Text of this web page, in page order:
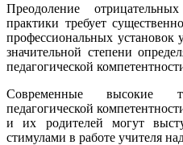
Преодоление
практики требует
профессиональных установок
значительной степени
педагогической
Современные высокие
педагогической
и их родителей могут
стимулами в работе учителя